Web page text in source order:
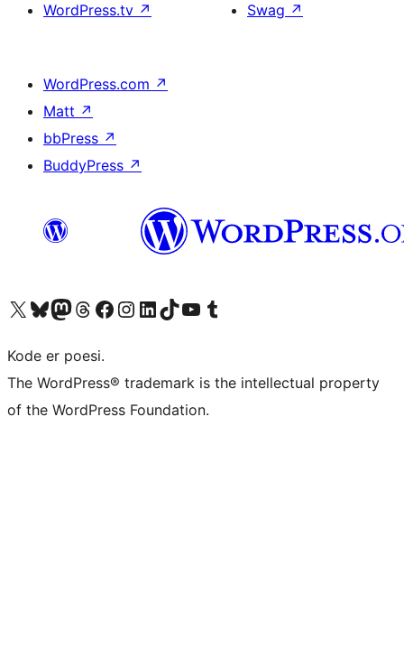
WordPress.tv ↗
Swag ↗
WordPress.com ↗
Matt ↗
bbPress ↗
BuddyPress ↗
Besøg vores X (tidligere Twitter) konto
Besøg vores Bluesky-konto
Besøg vores Mastodon konto
Besøg vores Threads-konto
Besøg vores Facebook sideBesøg vores Instagram konto
Besøg vores LinkedIn konto
Besøg vores TikTok-konto
Besøg vores YouTube-kanalBesøg vores Tumblr-konto
Kode er poesi.
The WordPress® trademark is the intellectual property
of the WordPress Foundation.